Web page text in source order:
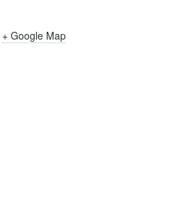
+ Google Map